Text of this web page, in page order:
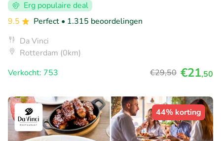
Erg populaire deal
9.5
Perfect • 1.315 beoordelingen
Da Vinci
Rotterdam (0km)
Verkocht: 753
€29,50 €21,50
44% korting